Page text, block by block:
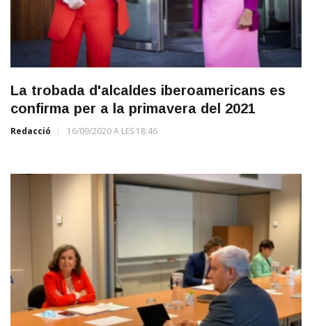
La trobada d'alcaldes iberoamericans es
confirma per a la primavera del 2021
Redacció 16/09/2020 A LES 18:46